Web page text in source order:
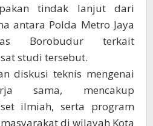
tindak lanjut dari
antara Polda Metro Jaya
Borobudur terkait
studi tersebut.
diskusi teknis mengenai
sama, mencakup
ilmiah, serta program
di wilayah Kota